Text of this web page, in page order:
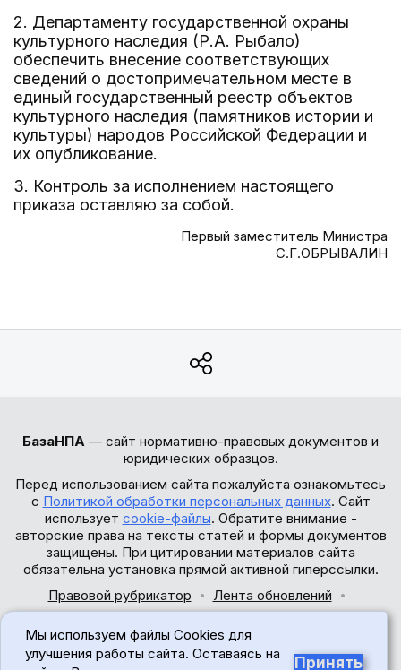
2. Департаменту государственной охраны
культурного наследия (Р.А. Рыбало)
обеспечить внесение соответствующих
сведений о достопримечательном месте в
единый государственный реестр объектов
культурного наследия (памятников истории и
культуры) народов Российской Федерации и
их опубликование.
3. Контроль за исполнением настоящего
приказа оставляю за собой.
Первый заместитель Министра
С.Г.ОБРЫВАЛИН
БазаНПА — сайт нормативно-правовых документов и
юридических образцов.
Перед использованием сайта пожалуйста ознакомьтесь
с Политикой обработки персональных данных. Сайт
использует cookie-файлы. Обратите внимание -
авторские права на тексты статей и формы документов
защищены. При цитировании материалов сайта
обязательна установка прямой активной гиперссылки.
Правовой рубрикатор
Лента обновлений
© 2017-2026
Мы используем файлы Cookies для
улучшения работы сайта. Оставаясь на
Принять